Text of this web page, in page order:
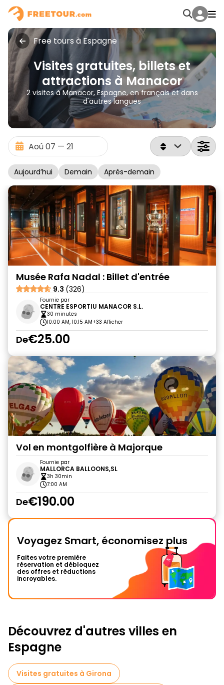
Free tours à Espagne
Visites gratuites, billets et
attractions à Manacor
2 visites à Manacor, Espagne, en français et dans
d'autres langues
Aujourd’hui Demain Après-demain
Musée Rafa Nadal : Billet d'entrée
9.3 (326)
Fournie par
CENTRE ESPORTIU MANACOR S.L.
30 minutes
10:00 AM, 10:15 AM+33 Afficher
De€25.00
Vol en montgolfière à Majorque
Fournie par
MALLORCA BALLOONS,SL
3h 30min
7:00 AM
De€190.00
Voyagez Smart, économisez plus
Faites votre première
réservation et débloquez
des offres et réductions
incroyables.
Découvrez d'autres villes en
Espagne
Visites gratuites à Girona